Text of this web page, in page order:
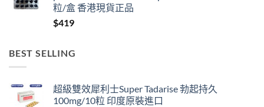
$999
粒/盒 香港現貨正品
$419
BEST SELLING
超級雙效犀利士Super Tadarise 勃起持久
100mg/10粒 印度原裝進口